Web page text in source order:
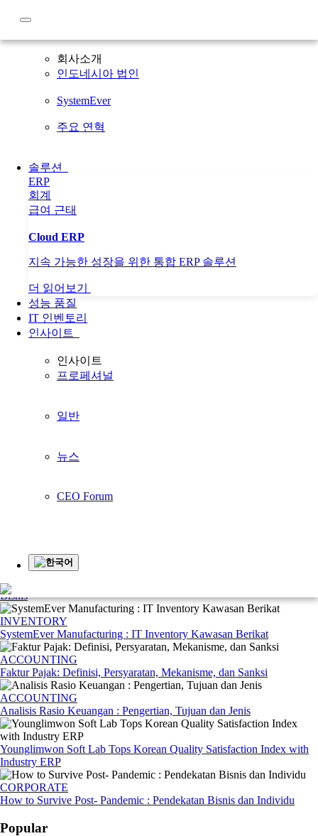
회사소개
인도네시아 법인
SystemEver
주요 연혁
솔루션
ERP
회계
급여 근태
Cloud ERP
지속 가능한 성장을 위한 통합 ERP 솔루션
더 읽어보기
성능 품질
IT 인벤토리
인사이트
인사이트
프로페셔널
일반
뉴스
CEO Forum
한국어
홈페이지 인사이트
일반
뉴스
Business Insights
Younglimwon Soft Lab Tops Korean Quality Satisfaction Index with
Highlights
CORPORATE
Tahapan-tahapan dalam Proses Penganggaran yang Tepat dalam Suatu
Bisnis
INVENTORY
SystemEver Manufacturing : IT Inventory Kawasan Berikat
ACCOUNTING
Faktur Pajak: Definisi, Persyaratan, Mekanisme, dan Sanksi
ACCOUNTING
Analisis Rasio Keuangan : Pengertian, Tujuan dan Jenis
Younglimwon Soft Lab Tops Korean Quality Satisfaction Index with
Industry ERP
CORPORATE
How to Survive Post- Pandemic : Pendekatan Bisnis dan Individu
Popular